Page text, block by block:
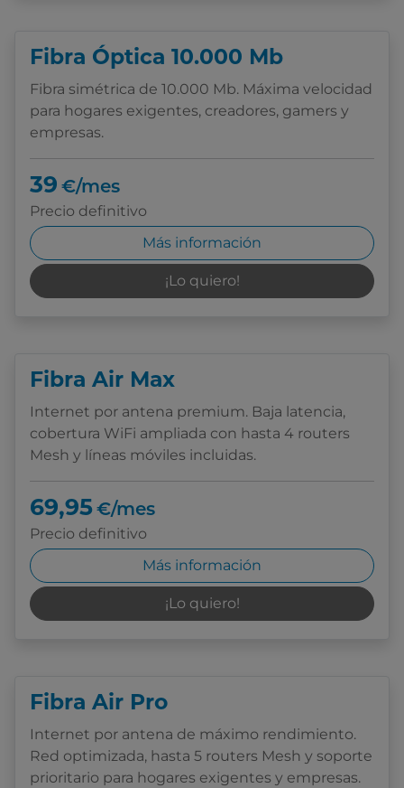
Fibra Óptica 10.000 Mb
Fibra simétrica de 10.000 Mb. Máxima velocidad
para hogares exigentes, creadores, gamers y
empresas.
39 €/mes
Precio definitivo
Más información
¡Lo quiero!
Fibra Air Max
Internet por antena premium. Baja latencia,
cobertura WiFi ampliada con hasta 4 routers
Mesh y líneas móviles incluidas.
69,95 €/mes
Precio definitivo
Más información
¡Lo quiero!
Fibra Air Pro
Internet por antena de máximo rendimiento.
Red optimizada, hasta 5 routers Mesh y soporte
prioritario para hogares exigentes y empresas.